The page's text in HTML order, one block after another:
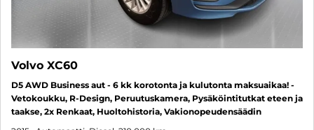
Volvo XC60
D5 AWD Business aut - 6 kk korotonta ja kulutonta maksuaikaa! -
Vetokoukku, R-Design, Peruutuskamera, Pysäköintitutkat eteen ja
taakse, 2x Renkaat, Huoltohistoria, Vakionopeudensäädin